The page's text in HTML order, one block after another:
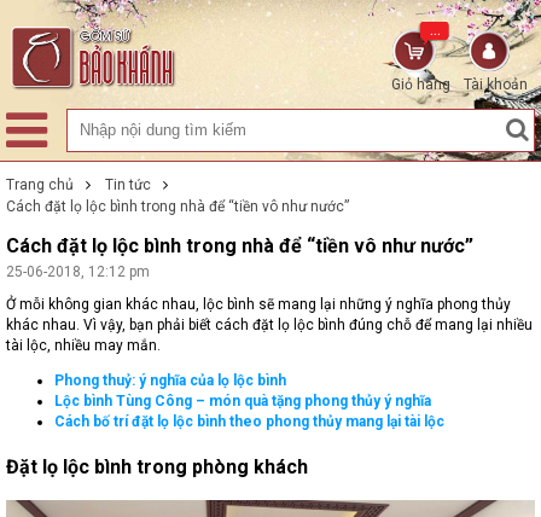
Tài khoản
Giỏ hàng
...
Trang chủ
Tin tức
Cách đặt lọ lộc bình trong nhà để “tiền vô như nước”
Cách đặt lọ lộc bình trong nhà để “tiền vô như nước”
25-06-2018, 12:12 pm
Ở mỗi không gian khác nhau, lộc bình sẽ mang lại những ý nghĩa phong thủy
khác nhau. Vì vậy, bạn phải biết cách đặt lọ lộc bình đúng chỗ để mang lại nhiều
tài lộc, nhiều may mắn.
Phong thuỷ: ý nghĩa của lọ lộc bình
Lộc bình Tùng Công – món quà tặng phong thủy ý nghĩa
Cách bố trí đặt lọ lộc bình theo phong thủy mang lại tài lộc
Đặt lọ lộc bình trong phòng khách